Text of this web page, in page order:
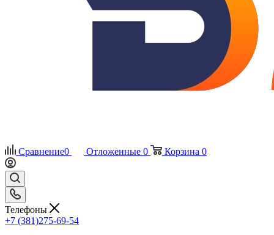
Сравнение0 Отложенные 0 Корзина 0
Телефоны
+7 (381)275-69-54